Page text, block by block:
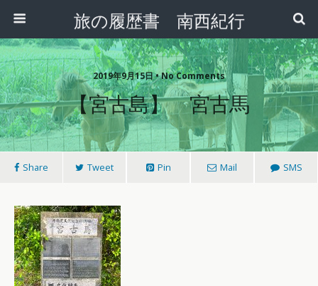
旅の履歴書 南西紀行
2019年9月15日 • No Comments
【宮古島】 宮古馬
Share Tweet Pin Mail SMS